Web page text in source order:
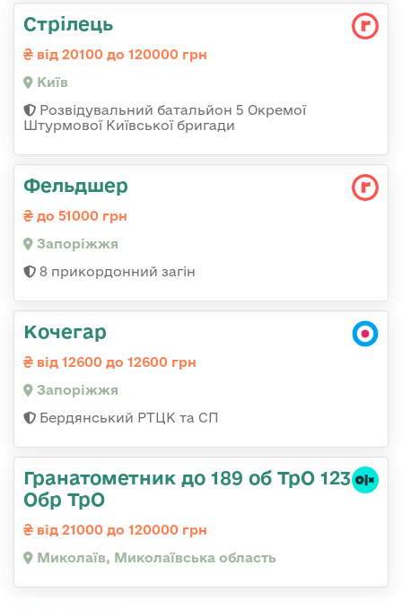
Стрілець
від 20100 до 120000 грн
Київ
Розвідувальний батальйон 5 Окремої
Штурмової Київської бригади
Фельдшер
до 51000 грн
Запоріжжя
8 прикордонний загін
Кочегар
від 12600 до 12600 грн
Запоріжжя
Бердянський РТЦК та СП
Гранатометник до 189 об ТрО 123
Обр ТрО
від 21000 до 120000 грн
Миколаїв, Миколаївська область